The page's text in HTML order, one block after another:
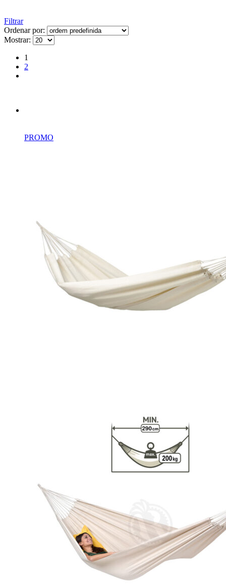
Filtrar
Ordenar por:
Mostrar:
1
2
PROMO